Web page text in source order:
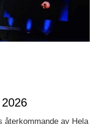
återkommande av Hela